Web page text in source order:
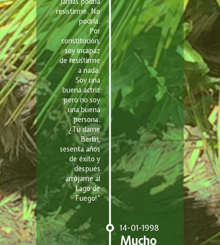
resistirme. No
podría.
Por
constitución,
soy incapaz
de resistirme
a nada.
Soy una
buena actriz
pero no soy
una buena
persona.
¿Tu dame
Berlín,
sesenta años
de éxito y
después
arrójame al
Lago de
Fuego!”
14-01-1998
Mucho